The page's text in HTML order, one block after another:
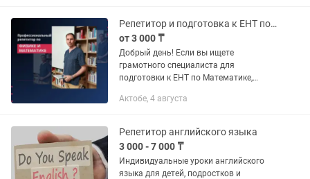
Репетитор и подготовка к ЕНТ по математике и физике
от 3 000 ₸
Добрый день! Если вы ищете
грамотного специалиста для
подготовки к ЕНТ по Математике,
грамотности, который точно знает всю
в команду...
Актобе, 4 августа
Репетитор английского языка
3 000 - 7 000 ₸
Индивидуальные уроки английского
языка для детей, подростков и